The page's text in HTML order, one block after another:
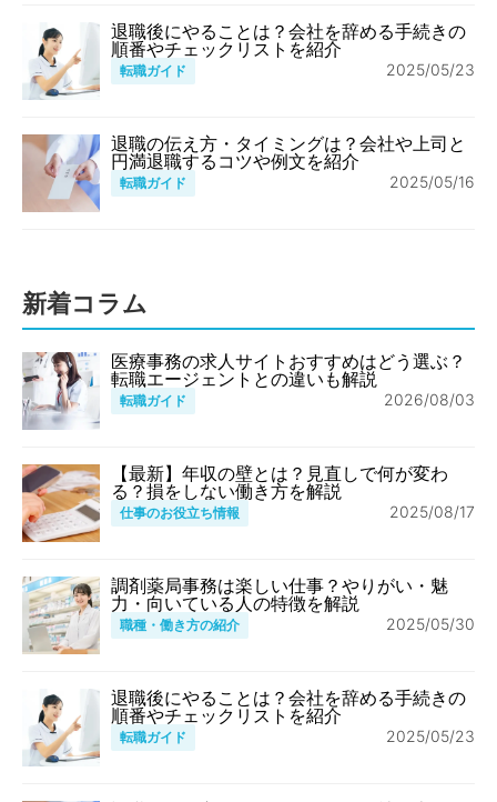
退職後にやることは？会社を辞める手続きの
順番やチェックリストを紹介
転職ガイド 2025/05/23
退職の伝え方・タイミングは？会社や上司と
円満退職するコツや例文を紹介
転職ガイド 2025/05/16
新着コラム
医療事務の求人サイトおすすめはどう選ぶ？
転職エージェントとの違いも解説
転職ガイド 2026/08/03
【最新】年収の壁とは？見直しで何が変わ
る？損をしない働き方を解説
仕事のお役立ち情報 2025/08/17
調剤薬局事務は楽しい仕事？やりがい・魅
力・向いている人の特徴を解説
職種・働き方の紹介 2025/05/30
退職後にやることは？会社を辞める手続きの
順番やチェックリストを紹介
転職ガイド 2025/05/23